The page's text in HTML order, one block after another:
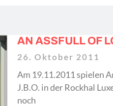
AN ASSFULL OF
26. Oktober 2011
Am 19.11.2011 spielen
J.B.O. in der Rockhal
noch